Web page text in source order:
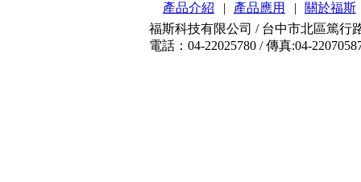
產品介紹 | 產品應用 |
關於福斯
福斯科技有限公司 / 台中市北區篤行
電話：04-22025780 / 傳真:04-